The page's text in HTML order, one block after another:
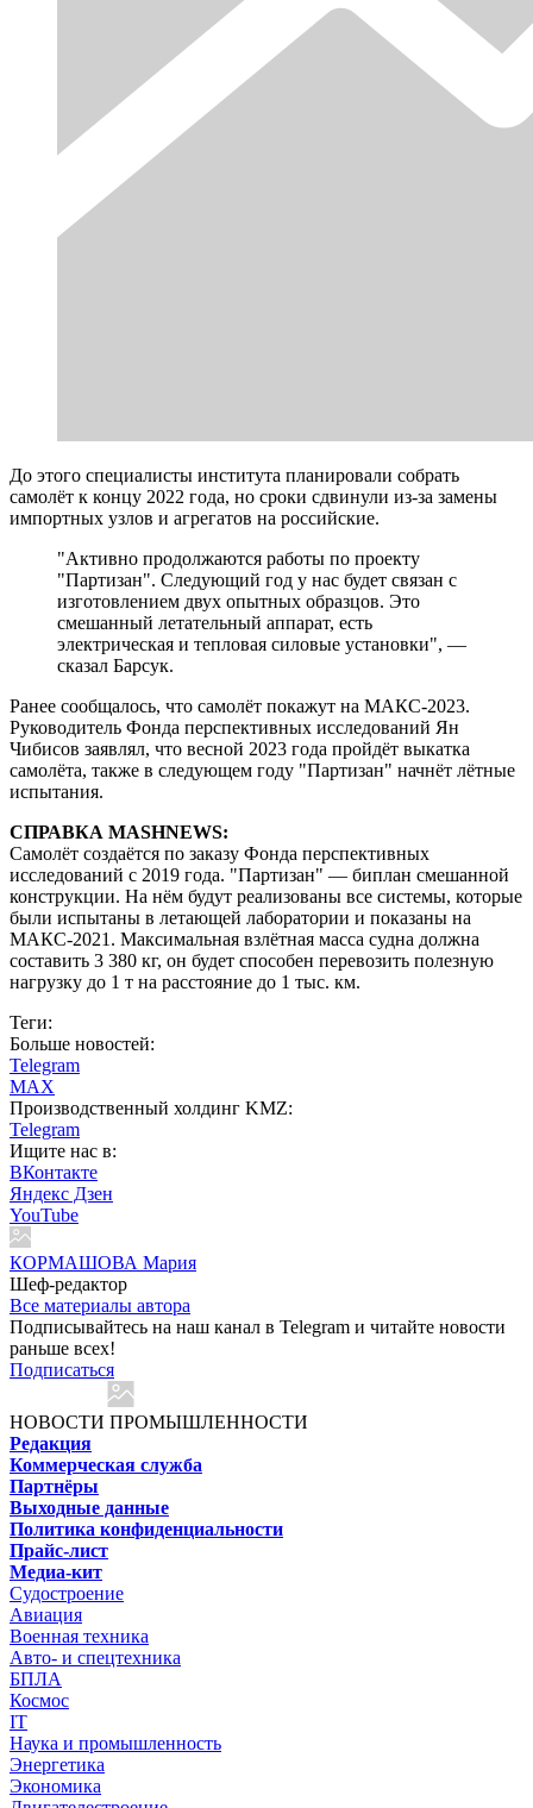
До этого специалисты института планировали собрать
самолёт к концу 2022 года, но сроки сдвинули из-за замены
импортных узлов и агрегатов на российские.
"Активно продолжаются работы по проекту
"Партизан". Следующий год у нас будет связан с
изготовлением двух опытных образцов. Это
смешанный летательный аппарат, есть
электрическая и тепловая силовые установки", —
сказал Барсук.
Ранее сообщалось, что самолёт покажут на МАКС-2023.
Руководитель Фонда перспективных исследований Ян
Чибисов заявлял, что весной 2023 года пройдёт выкатка
самолёта, также в следующем году "Партизан" начнёт лётные
испытания.
СПРАВКА MASHNEWS:
Самолёт создаётся по заказу Фонда перспективных
исследований с 2019 года. "Партизан" — биплан смешанной
конструкции. На нём будут реализованы все системы, которые
были испытаны в летающей лаборатории и показаны на
МАКС-2021. Максимальная взлётная масса судна должна
составить 3 380 кг, он будет способен перевозить полезную
нагрузку до 1 т на расстояние до 1 тыс. км.
Теги:
Больше новостей:
Telegram
MAX
Производственный холдинг KMZ:
Telegram
Ищите нас в:
ВКонтакте
Яндекс Дзен
YouTube
КОРМАШОВА Мария
Шеф-редактор
Все материалы автора
Подписывайтесь на наш канал в Telegram и читайте новости
раньше всех!
Подписаться
НОВОСТИ ПРОМЫШЛЕННОСТИ
Редакция
Коммерческая служба
Партнёры
Выходные данные
Политика конфиденциальности
Прайс-лист
Медиа-кит
Судостроение
Авиация
Военная техника
Авто- и спецтехника
БПЛА
Космос
IT
Наука и промышленность
Энергетика
Экономика